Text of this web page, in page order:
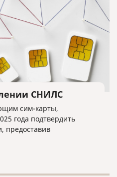
СНИЛС
сим-карты,
года подтвердить
предоставив